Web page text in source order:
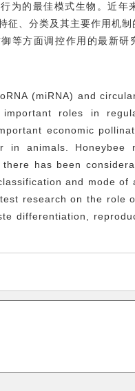
为的最佳模式生物。近年
征、分类及其主要作用机
等方面调控作用的最新
(miRNA) and
important roles in
economic
in animals. Honeybee
has been
and mode
research on the role
differentiation,